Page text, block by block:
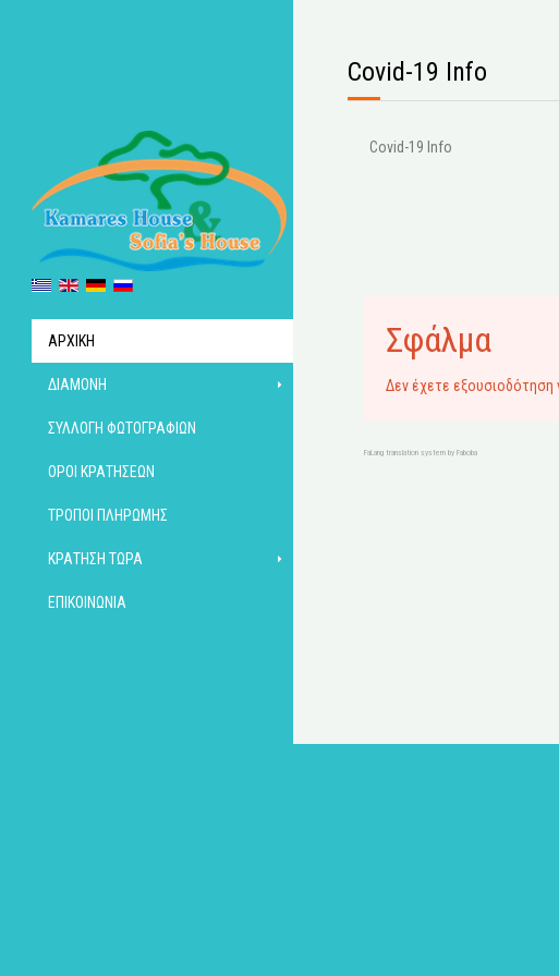
ΑΡΧΙΚΉ
ΔΙΑΜΟΝΉ
ΣΥΛΛΟΓΉ ΦΩΤΟΓΡΑΦΙΏΝ
ΌΡΟΙ ΚΡΑΤΉΣΕΩΝ
ΤΡΌΠΟΙ ΠΛΗΡΩΜΉΣ
ΚΡΆΤΗΣΗ ΤΏΡΑ
ΕΠΙΚΟΙΝΩΝΊΑ
Covid-19 Info
Covid-19 Info
Σφάλμα
Δεν έχετε εξουσιοδότηση
FaLang translation system by Faboba